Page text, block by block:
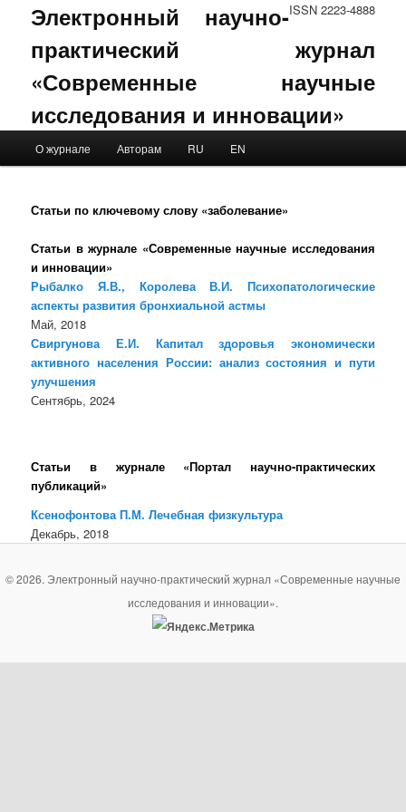
ISSN 2223-4888
Электронный научно-
практический журнал
«Современные научные
исследования и инновации»
Skip to primary content
Skip to secondary content
О журнале Авторам RU EN
Статьи по ключевому слову «заболевание»
Статьи в журнале «Современные научные исследования
и инновации»
Рыбалко Я.В., Королева В.И. Психопатологические
аспекты развития бронхиальной астмы
Май, 2018
Свиргунова Е.И. Капитал здоровья экономически
активного населения России: анализ состояния и пути
улучшения
Сентябрь, 2024
Статьи в журнале «Портал научно-практических
публикаций»
Ксенофонтова П.М. Лечебная физкультура
Декабрь, 2018
© 2026. Электронный научно-практический журнал «Современные научные
исследования и инновации».